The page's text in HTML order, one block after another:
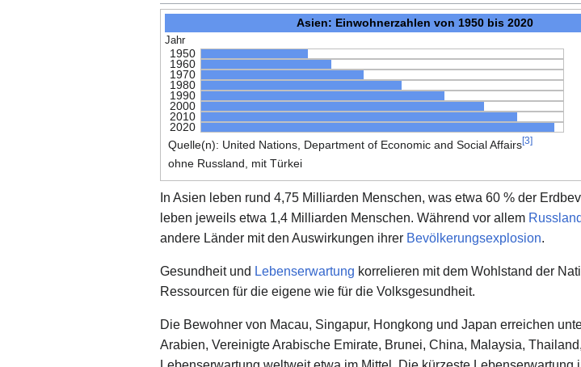
Asien: Einwohnerzahlen von 1950 bis 2020
Jahr
1950
1960
1970
1980
1990
2000
2010
2020
Quelle(n): United Nations, Department of Economic and Social Affairs[3]
ohne Russland, mit Türkei
In Asien leben rund 4,75 Milliarden Menschen, was etwa 60 % der
leben jeweils etwa 1,4 Milliarden Menschen. Während vor allem Russland
andere Länder mit den Auswirkungen ihrer Bevölkerungsexplosion.
Gesundheit und Lebenserwartung korrelieren mit dem Wohlstand der
Ressourcen für die eigene wie für die Volksgesundheit.
Die Bewohner von Macau, Singapur, Hongkong und Japan erreichen
Arabien, Vereinigte Arabische Emirate, Brunei, China, Malaysia,